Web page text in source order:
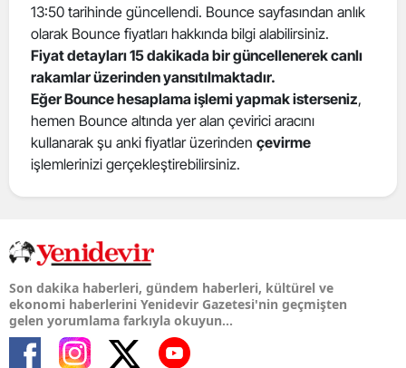
13:50 tarihinde güncellendi. Bounce sayfasından anlık
olarak Bounce fiyatları hakkında bilgi alabilirsiniz.
Fiyat detayları 15 dakikada bir güncellenerek canlı
rakamlar üzerinden yansıtılmaktadır.
Eğer Bounce hesaplama işlemi yapmak isterseniz,
hemen Bounce altında yer alan çevirici aracını
kullanarak şu anki fiyatlar üzerinden çevirme
işlemlerinizi gerçekleştirebilirsiniz.
Son dakika haberleri, gündem haberleri, kültürel ve
ekonomi haberlerini Yenidevir Gazetesi'nin geçmişten
gelen yorumlama farkıyla okuyun...